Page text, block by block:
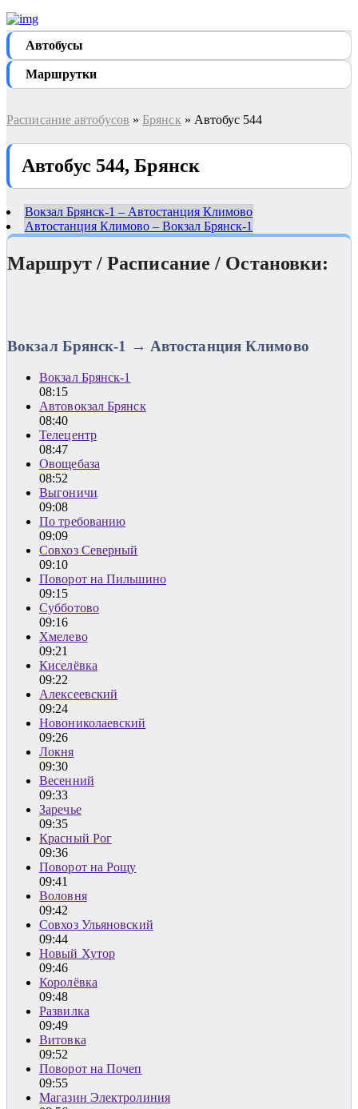
Автобуcы
Маршрутки
Расписание автобусов » Брянск » Автобус 544
Автобус 544, Брянск
Вокзал Брянск-1 – Автостанция Климово
Автостанция Климово – Вокзал Брянск-1
Маршрут / Расписание / Остановки:
Вокзал Брянск-1 → Автостанция Климово
Вокзал Брянск-1
08:15
Автовокзал Брянск
08:40
Телецентр
08:47
Овощебаза
08:52
Выгоничи
09:08
По требованию
09:09
Совхоз Северный
09:10
Поворот на Пильшино
09:15
Субботово
09:16
Хмелево
09:21
Киселёвка
09:22
Алексеевский
09:24
Новониколаевский
09:26
Локня
09:30
Весенний
09:33
Заречье
09:35
Красный Рог
09:36
Поворот на Рощу
09:41
Воловня
09:42
Совхоз Ульяновский
09:44
Новый Хутор
09:46
Королёвка
09:48
Развилка
09:49
Витовка
09:52
Поворот на Почеп
09:55
Магазин Электролиния